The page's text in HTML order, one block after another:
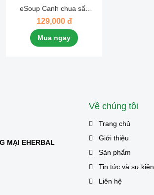
eSoup Canh chua sấy
thăng hoa eHerbal
129,000 đ
Mua ngay
MẠI EHERBAL
Về chúng tôi
Trang chủ
Giới thiệu
Sản phẩm
Tin tức và sự kiện
Liên hệ